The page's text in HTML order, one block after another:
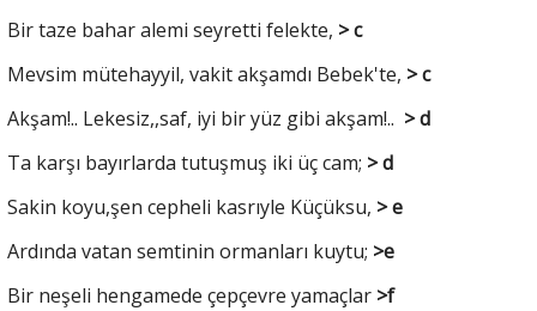
Bir taze bahar alemi seyretti felekte, > c
Mevsim mütehayyil, vakit akşamdı Bebek'te, > c
Akşam!.. Lekesiz,,saf, iyi bir yüz gibi akşam!.. > d
Ta karşı bayırlarda tutuşmuş iki üç cam; > d
Sakin koyu,şen cepheli kasrıyle Küçüksu, > e
Ardında vatan semtinin ormanları kuytu; >e
Bir neşeli hengamede çepçevre yamaçlar >f